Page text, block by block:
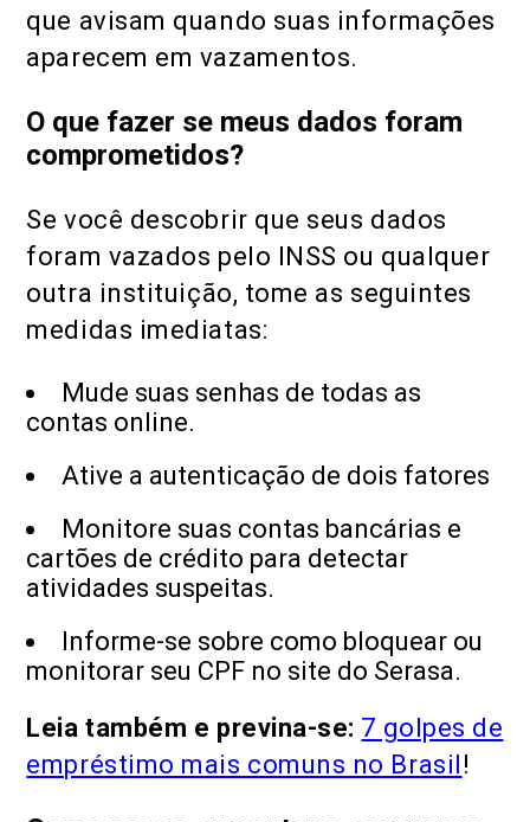
que avisam quando suas informações
aparecem em vazamentos.
O que fazer se meus dados foram
comprometidos?
Se você descobrir que seus dados
foram vazados pelo INSS ou qualquer
outra instituição, tome as seguintes
medidas imediatas:
Mude suas senhas de todas as
contas online.
Ative a autenticação de dois fatores
Monitore suas contas bancárias e
cartões de crédito para detectar
atividades suspeitas.
Informe-se sobre como bloquear ou
monitorar seu CPF no site do Serasa.
Leia também e previna-se: 7 golpes de
empréstimo mais comuns no Brasil !